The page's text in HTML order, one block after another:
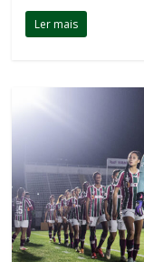
Ler mais